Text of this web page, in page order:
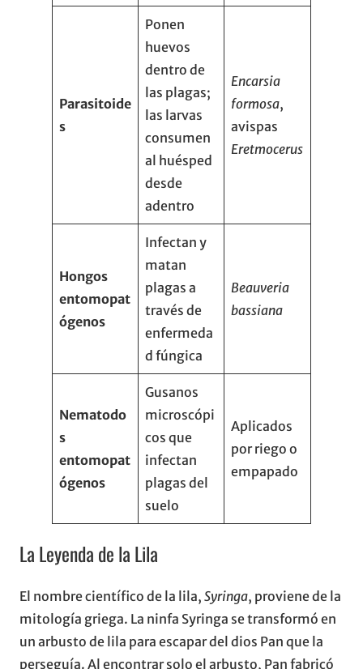
Parasitoide
s
Ponen
huevos
dentro de
las plagas;
las larvas
consumen
al huésped
desde
adentro
Encarsia
formosa,
avispas
Eretmocerus
Hongos
entomopat
ógenos
Infectan y
matan
plagas a
través de
enfermeda
d fúngica
Beauveria
bassiana
Nematodo
s
entomopat
ógenos
Gusanos
microscópi
cos que
infectan
plagas del
suelo
Aplicados
por riego o
empapado
La Leyenda de la Lila
El nombre científico de la lila, Syringa, proviene de la
mitología griega. La ninfa Syringa se transformó en
un arbusto de lila para escapar del dios Pan que la
perseguía. Al encontrar solo el arbusto, Pan fabricó